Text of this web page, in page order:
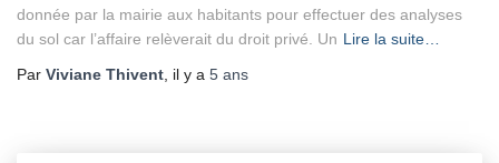
donnée par la mairie aux habitants pour effectuer des analyses
du sol car l’affaire relèverait du droit privé. Un Lire la suite…
Par Viviane Thivent , il y a 5 ans